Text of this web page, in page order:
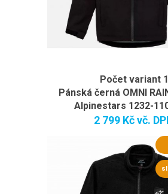
Počet variant 1
Pánská černá OMNI
Alpinestars 1232-
2 799 Kčvč.